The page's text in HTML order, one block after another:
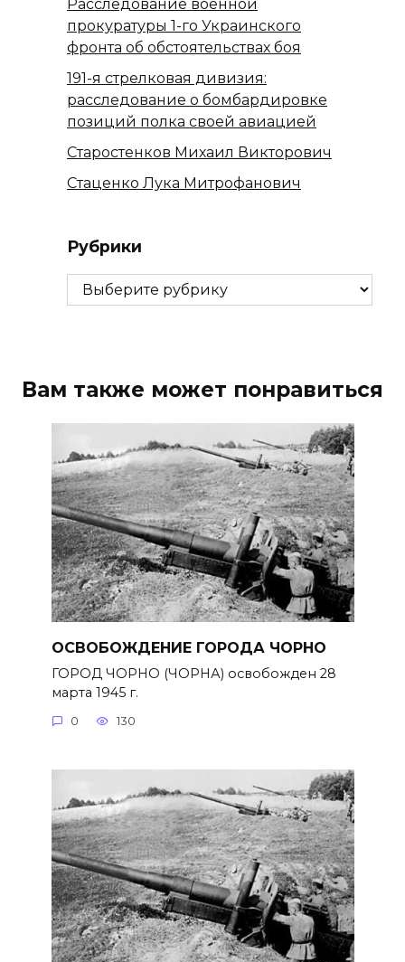
Расследование военной
прокуратуры 1-го Украинского
фронта об обстоятельствах боя
191-я стрелковая дивизия:
расследование о бомбардировке
позиций полка своей авиацией
Старостенков Михаил Викторович
Стаценко Лука Митрофанович
Рубрики
Рубрики
Вам также может понравиться
ОСВОБОЖДЕНИЕ ГОРОДА ЧОРНО
ГОРОД ЧОРНО (ЧОРНА) освобожден 28
марта 1945 г.
0 130